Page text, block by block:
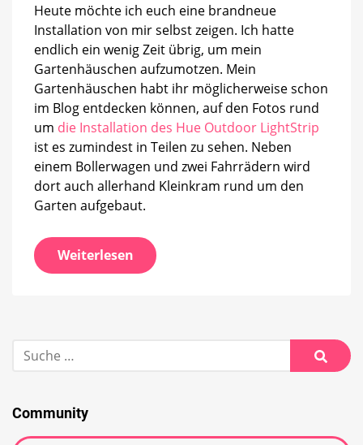
Home
Gartenhäuschen
Heute möchte ich euch eine brandneue
Installation von mir selbst zeigen. Ich hatte
endlich ein wenig Zeit übrig, um mein
Gartenhäuschen aufzumotzen. Mein
Gartenhäuschen habt ihr möglicherweise schon
im Blog entdecken können, auf den Fotos rund
um die Installation des Hue Outdoor LightStrip
ist es zumindest in Teilen zu sehen. Neben
einem Bollerwagen und zwei Fahrrädern wird
dort auch allerhand Kleinkram rund um den
Garten aufgebaut.
Weiterlesen
Suche
nach:
Suche
Community